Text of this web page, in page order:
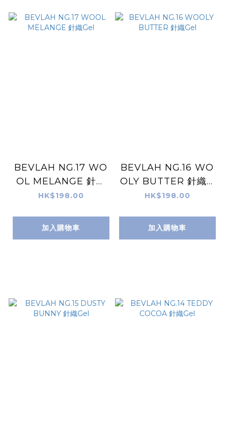
BEVLAH NG.17 WO
OL MELANGE 針織
Gel
HK$198.00
加入購物車
BEVLAH NG.16 WO
OLY BUTTER 針織G
el
HK$198.00
加入購物車